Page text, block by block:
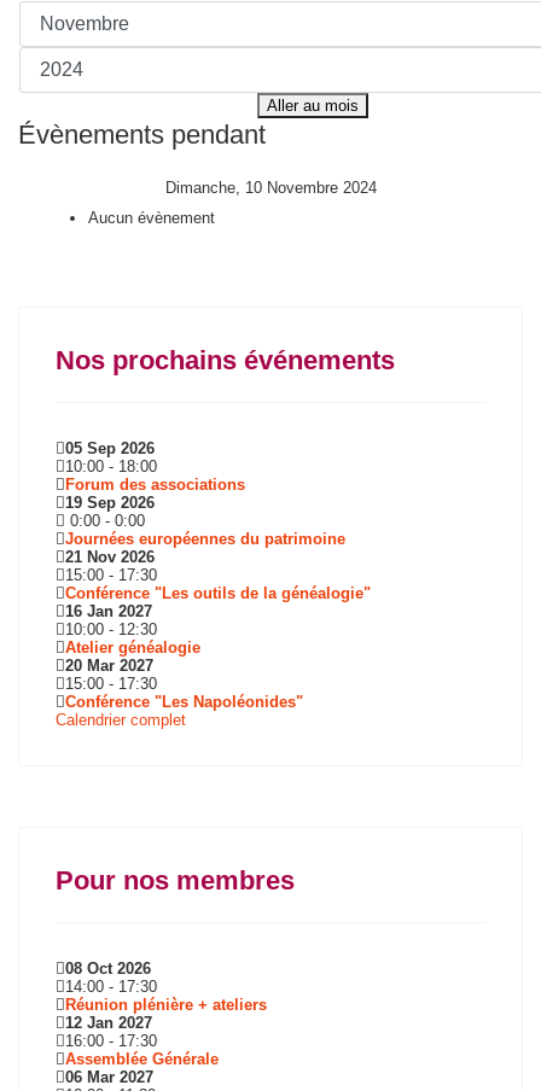
Aller au mois
Évènements pendant
Dimanche, 10 Novembre 2024
Aucun évènement
Nos prochains événements
05 Sep 2026
10:00 - 18:00
Forum des associations
19 Sep 2026
0:00 - 0:00
Journées européennes du patrimoine
21 Nov 2026
15:00 - 17:30
Conférence "Les outils de la généalogie"
16 Jan 2027
10:00 - 12:30
Atelier généalogie
20 Mar 2027
15:00 - 17:30
Conférence "Les Napoléonides"
Calendrier complet
Pour nos membres
08 Oct 2026
14:00 - 17:30
Réunion plénière + ateliers
12 Jan 2027
16:00 - 17:30
Assemblée Générale
06 Mar 2027